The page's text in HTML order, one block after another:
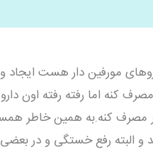
مورفين دار هست ايجاد
كنه اما رفته رفته اون
مصرف كنه.به همين خاطر
البته رفع خستگی و در